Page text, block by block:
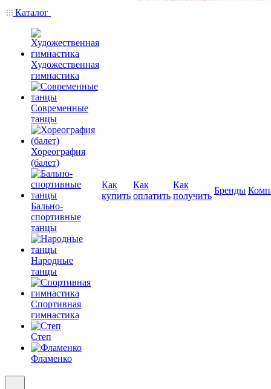
Каталог
Художественная
гимнастика
Современные
танцы
Хореография
(балет)
Бально-
спортивные
танцы
Народные
танцы
Спортивная
гимнастика
Степ
Фламенко
Как
купить
Как
оплатить
Как
получить
Бренды